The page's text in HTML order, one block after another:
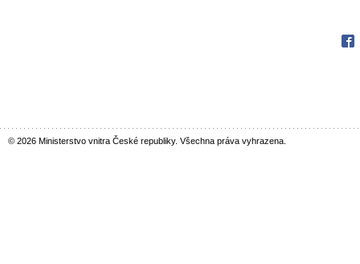
© 2026 Ministerstvo vnitra České republiky. Všechna práva vyhrazena.